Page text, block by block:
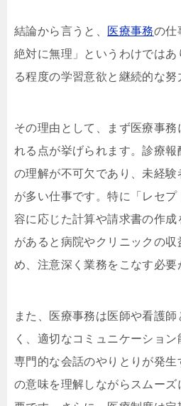
結論から言うと、 医療事務の仕
絶対に無理」というわけでは
る程度の学習意欲と継続的な努
その理由として、まず医療事務
れる点が挙げられます。診療
の理解が不可欠であり、未経験
が多い仕事です。特に「レセ
容に応じた計算や請求書の作成
があると病院やクリニックの収
め、注意深く業務をこなす必要
また、医療事務は医師や看護
く、適切なコミュニケーション
専門的な会話のやりとりが発
の意味を理解しながらスムー